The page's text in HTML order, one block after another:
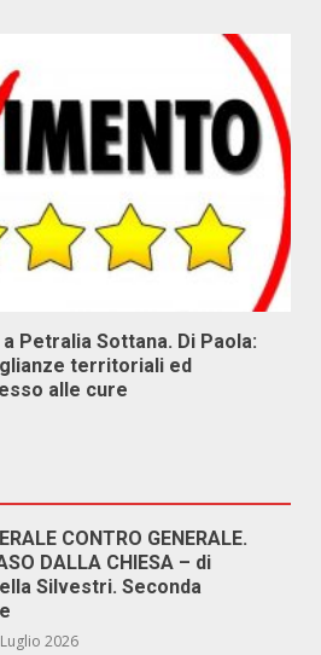
Petralia Sottana. Di Paola:
territoriali ed
alle cure
CONTRO GENERALE.
DALLA CHIESA – di
Silvestri. Seconda
2026